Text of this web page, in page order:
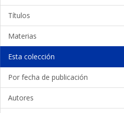
Títulos
Materias
Esta colección
Por fecha de publicación
Autores